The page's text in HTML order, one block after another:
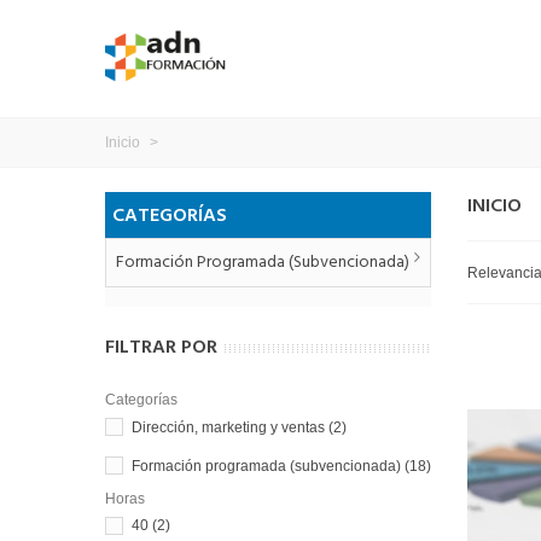
Inicio >
CATEGORÍAS
Formación Programada (subvencionada)
FILTRAR POR
Categorías
Dirección, marketing y ventas (2)
Formación programada (subvencionada) (18)
Horas
40 (2)
INICIO